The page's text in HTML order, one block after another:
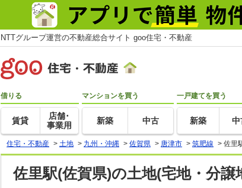
NTTグループ運営の不動産総合サイト goo住宅・不動産
借りる
賃貸
店舗･
事業用
マンションを買う
新築 中古
一戸建てを買う
新築 中
住宅・不動産 > 土地 > 九州・沖縄 > 佐賀県 > 唐津市 > 筑肥線 > 佐里
佐里駅(佐賀県)の土地(宅地・分譲